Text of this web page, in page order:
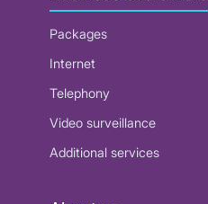
Packages
Internet
Telephony
Video surveillance
Additional services